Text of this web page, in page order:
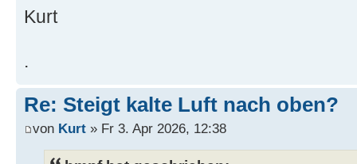
Kurt
.
Re: Steigt kalte Luft nach oben?
von Kurt » Fr 3. Apr 2026, 12:38